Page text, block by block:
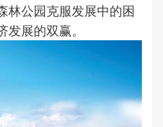
林公园克服发展中的困
展的双赢。